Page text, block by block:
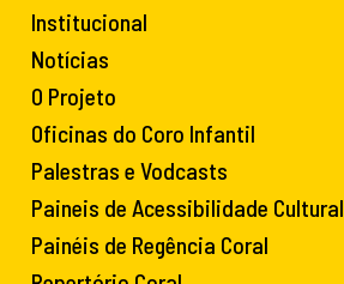
Institucional
Notícias
O Projeto
Oficinas do Coro Infantil
Palestras e Vodcasts
Paineis de Acessibilidade Cultural
Painéis de Regência Coral